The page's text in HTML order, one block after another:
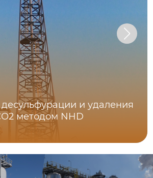
десульфурации и удаления
методом NHD